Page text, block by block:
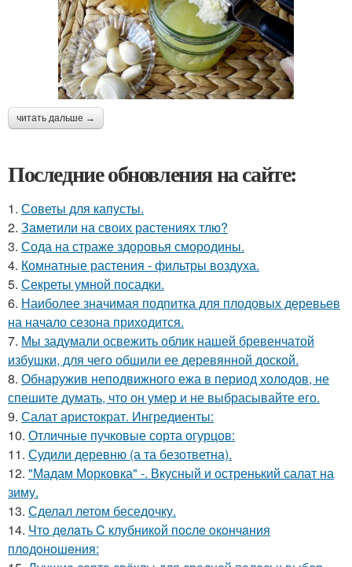
читать дальше →
Последние обновления на сайте:
1. Советы для капусты.
2. Заметили на своих растениях тлю?
3. Сода на страже здоровья смородины.
4. Комнатные растения - фильтры воздуха.
5. Секреты умной посадки.
6. Наиболее значимая подпитка для плодовых деревьев
на начало сезона приходится.
7. Мы задумали освежить облик нашей бревенчатой
избушки, для чего обшили ее деревянной доской.
8. Обнаружив неподвижного ежа в период холодов, не
спешите думать, что он умер и не выбрасывайте его.
9. Салат аристократ. Ингредиенты:
10. Отличные пучковые сорта огурцов:
11. Судили деревню (а та безответна).
12. "Мадам Морковка" -. Вкусный и остренький салат на
зиму.
13. Сделал летом беседочку.
14. Чтo дeлaть C клубникoй пocлe oкoнчaния
плoдoнoшeния: